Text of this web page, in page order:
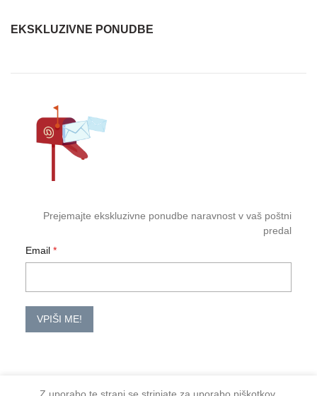
EKSKLUZIVNE PONUDBE
Prejemajte ekskluzivne ponudbe naravnost v vaš poštni
predal
Email
VPIŠI ME!